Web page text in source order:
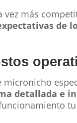
vez más
de
detallada e